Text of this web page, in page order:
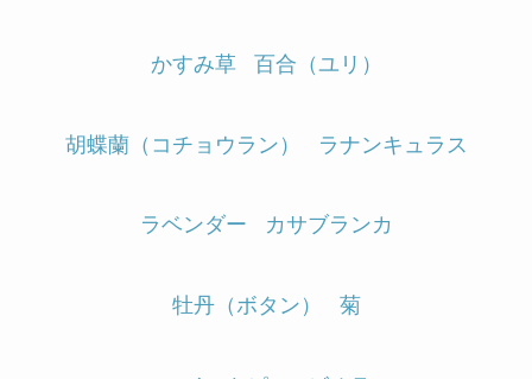
かすみ草 百合（ユリ）
胡蝶蘭（コチョウラン） ラナンキュラス
ラベンダー カサブランカ
牡丹（ボタン） 菊